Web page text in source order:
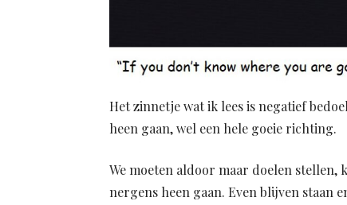
Het zinnetje wat ik lees is negatief
heen gaan, wel een hele goeie richting.
We moeten aldoor maar doelen stellen,
nergens heen gaan. Even blijven staan